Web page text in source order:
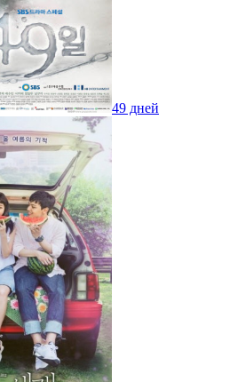
49 дней